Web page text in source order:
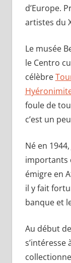
d’Europe.
artistes du
Le musée
le Centro
célèbre
foule de
c’est un
Né en
importants
émigre en
il y fait
banque et
Au début
s’intéresse